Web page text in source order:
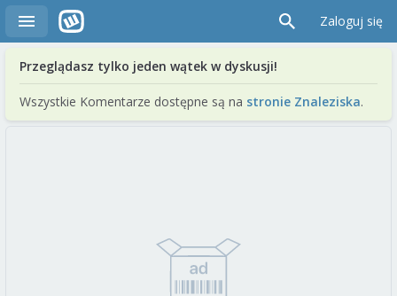
Zaloguj się
Przeglądasz tylko jeden wątek w dyskusji!
Wszystkie Komentarze dostępne są na stronie Znaleziska.